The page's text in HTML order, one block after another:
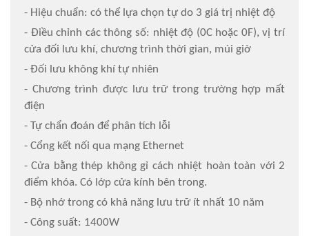
- Hiệu chuẩn: có thể lựa chọn tự do 3 giá trị nhiệt độ
- Điều chỉnh các thông số: nhiệt độ (0C hoặc 0F), vị trí
cửa đối lưu khí, chương trình thời gian, múi giờ
- Đối lưu không khí tự nhiên
- Chương trình được lưu trữ trong trường hợp mất
điện
- Tự chẩn đoán để phân tích lỗi
- Cổng kết nối qua mạng Ethernet
- Cửa bằng thép không gỉ cách nhiệt hoàn toàn với 2
điểm khóa. Có lớp cửa kính bên trong.
- Bộ nhớ trong có khả năng lưu trữ ít nhất 10 năm
- Công suất: 1400W